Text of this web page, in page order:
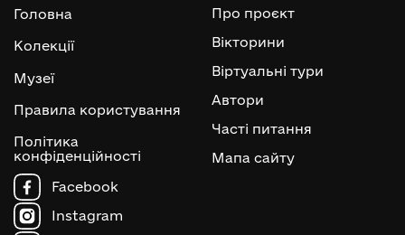
Головна
Колекції
Музеї
Правила користування
Політика
конфіденційності
Про проєкт
Вікторини
Віртуальні тури
Автори
Часті питання
Мапа сайту
Facebook
Instagram